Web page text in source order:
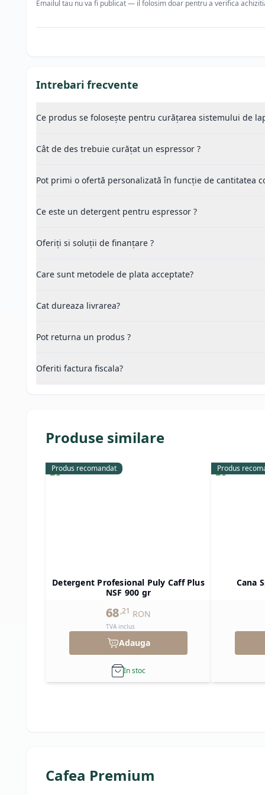
Emailul tau nu va fi publicat — il folosim doar pentru a verifica
Intrebari frecvente
Ce produs se folosește pentru curățarea sistemului de
Cât de des trebuie curățat un espressor ?
Pot primi o ofertă personalizată în funcție de cantitatea
Ce este un detergent pentru espressor ?
Oferiți si soluții de finanțare ?
Care sunt metodele de plata acceptate?
Cat dureaza livrarea?
Pot returna un produs ?
Oferiti factura fiscala?
Produse similare
Produs recomandat
Detergent Profesional Puly Caff Plus
NSF 900 gr
68,21 RON
TVA inclus
Adauga
In stoc
Produs
Cana
Cafea Premium